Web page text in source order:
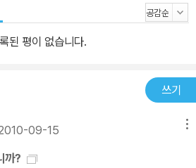
된 평이 없습니다.
쓰기
09-15
까?